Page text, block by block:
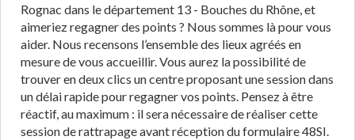
Rognac dans le département 13 - Bouches du Rhône, et
aimeriez regagner des points ? Nous sommes là pour vous
aider. Nous recensons l’ensemble des lieux agréés en
mesure de vous accueillir. Vous aurez la possibilité de
trouver en deux clics un centre proposant une session dans
un délai rapide pour regagner vos points. Pensez à être
réactif, au maximum : il sera nécessaire de réaliser cette
session de rattrapage avant réception du formulaire 48SI.